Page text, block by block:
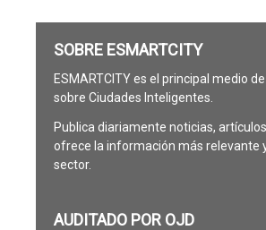
SOBRE ESMARTCITY
ESMARTCITY es el principal medio
sobre Ciudades Inteligentes.
Publica diariamente noticias,
ofrece la información más relevante
sector.
AUDITADO POR OJD